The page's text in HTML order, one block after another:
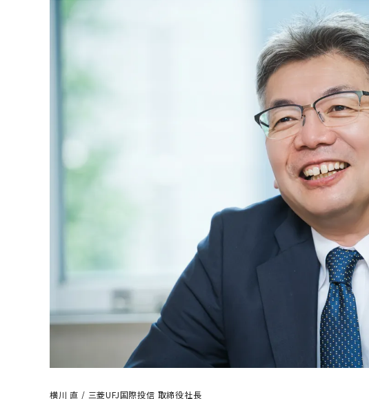
横川 直 / 三菱UFJ国際投信 取締役社長